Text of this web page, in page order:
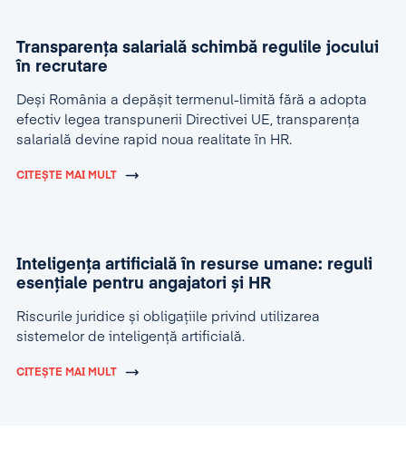
Transparența salarială schimbă regulile jocului
în recrutare
Deși România a depășit termenul-limită fără a adopta
efectiv legea transpunerii Directivei UE, transparența
salarială devine rapid noua realitate în HR.
CITEȘTE MAI MULT
Inteligența artificială în resurse umane: reguli
esențiale pentru angajatori și HR
Riscurile juridice și obligațiile privind utilizarea
sistemelor de inteligență artificială.
CITEȘTE MAI MULT